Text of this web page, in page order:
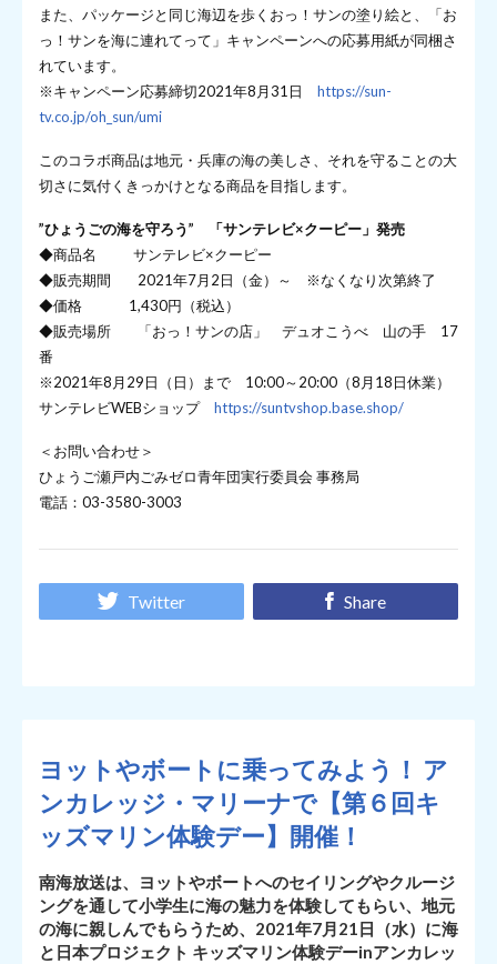
また、パッケージと同じ海辺を歩くおっ！サンの塗り絵と、「お
っ！サンを海に連れてって」キャンペーンへの応募用紙が同梱さ
れています。
※キャンペーン応募締切2021年8月31日 https://sun-
tv.co.jp/oh_sun/umi
このコラボ商品は地元・兵庫の海の美しさ、それを守ることの大
切さに気付くきっかけとなる商品を目指します。
”ひょうごの海を守ろう” 「サンテレビ×クーピー」発売
◆商品名 サンテレビ×クーピー
◆販売期間 2021年7月2日（金）～ ※なくなり次第終了
◆価格 1,430円（税込）
◆販売場所 「おっ！サンの店」 デュオこうべ 山の手 17
番
※2021年8月29日（日）まで 10:00～20:00（8月18日休業）
サンテレビWEBショップ https://suntvshop.base.shop/
＜お問い合わせ＞
ひょうご瀬戸内ごみゼロ青年団実行委員会 事務局
電話：03-3580-3003
Twitter Share
ヨットやボートに乗ってみよう！ ア
ンカレッジ・マリーナで【第６回キ
ッズマリン体験デー】開催！
南海放送は、ヨットやボートへのセイリングやクルージ
ングを通して小学生に海の魅力を体験してもらい、地元
の海に親しんでもらうため、2021年7月21日（水）に海
と日本プロジェクト キッズマリン体験デーinアンカレッ